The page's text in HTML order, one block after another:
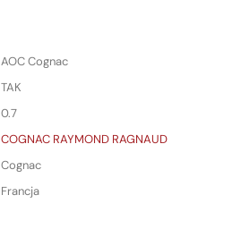
AOC Cognac
TAK
0.7
COGNAC RAYMOND RAGNAUD
Cognac
Francja